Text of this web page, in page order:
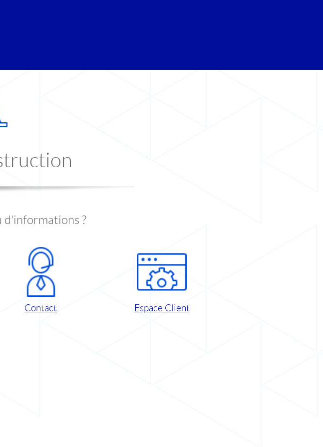
d'informations ?
Contact Espace Client